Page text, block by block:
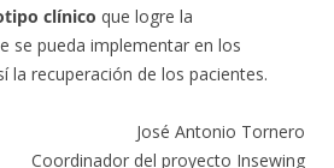
clínico que logre la
se pueda implementar en los
la recuperación de los pacientes.
José Antonio Tornero
Coordinador del proyecto Insewing